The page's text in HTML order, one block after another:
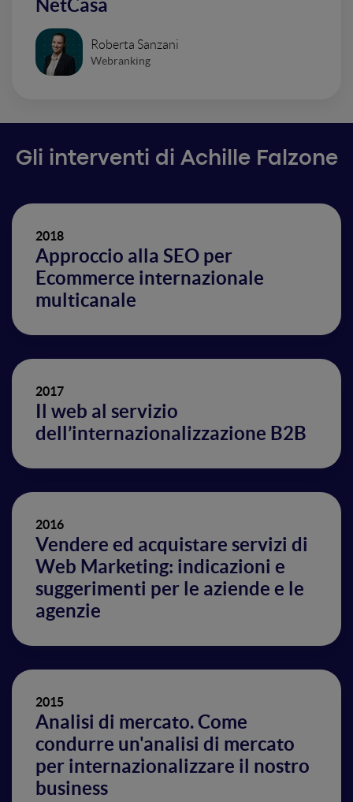
NetCasa
Roberta Sanzani
Webranking
Gli interventi di Achille Falzone
2018
Approccio alla SEO per
Ecommerce internazionale
multicanale
2017
Il web al servizio
dell’internazionalizzazione B2B
2016
Vendere ed acquistare servizi di
Web Marketing: indicazioni e
suggerimenti per le aziende e le
agenzie
2015
Analisi di mercato. Come
condurre un'analisi di mercato
per internazionalizzare il nostro
business